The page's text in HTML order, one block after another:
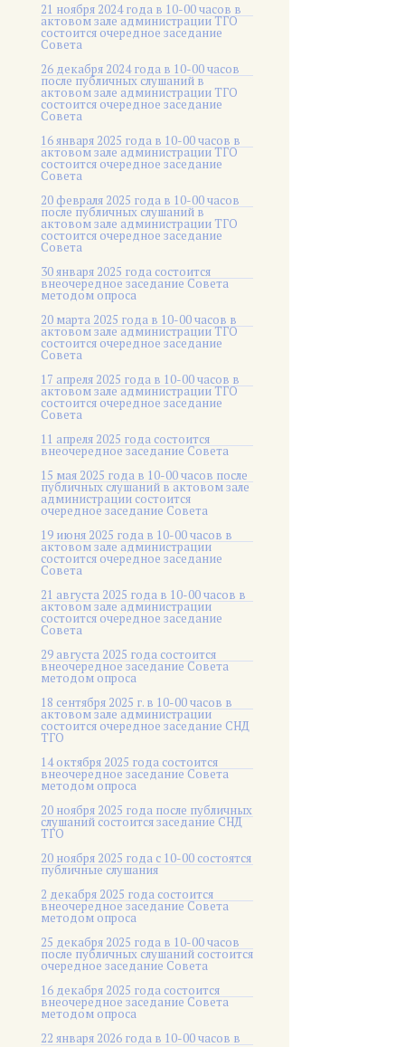
21 ноября 2024 года в 10-00 часов в
актовом зале администрации ТГО
состоится очередное заседание
Совета
26 декабря 2024 года в 10-00 часов
после публичных слушаний в
актовом зале администрации ТГО
состоится очередное заседание
Совета
16 января 2025 года в 10-00 часов в
актовом зале администрации ТГО
состоится очередное заседание
Совета
20 февраля 2025 года в 10-00 часов
после публичных слушаний в
актовом зале администрации ТГО
состоится очередное заседание
Совета
30 января 2025 года состоится
внеочередное заседание Совета
методом опроса
20 марта 2025 года в 10-00 часов в
актовом зале администрации ТГО
состоится очередное заседание
Совета
17 апреля 2025 года в 10-00 часов в
актовом зале администрации ТГО
состоится очередное заседание
Совета
11 апреля 2025 года состоится
внеочередное заседание Совета
15 мая 2025 года в 10-00 часов после
публичных слушаний в актовом зале
администрации состоится
очередное заседание Совета
19 июня 2025 года в 10-00 часов в
актовом зале администрации
состоится очередное заседание
Совета
21 августа 2025 года в 10-00 часов в
актовом зале администрации
состоится очередное заседание
Совета
29 августа 2025 года состоится
внеочередное заседание Совета
методом опроса
18 сентября 2025 г. в 10-00 часов в
актовом зале администрации
состоится очередное заседание СНД
ТГО
14 октября 2025 года состоится
внеочередное заседание Совета
методом опроса
20 ноября 2025 года после публичных
слушаний состоится заседание СНД
ТГО
20 ноября 2025 года c 10-00 состоятся
публичные слушания
2 декабря 2025 года состоится
внеочередное заседание Совета
методом опроса
25 декабря 2025 года в 10-00 часов
после публичных слушаний состоится
очередное заседание Совета
16 декабря 2025 года состоится
внеочередное заседание Совета
методом опроса
22 января 2026 года в 10-00 часов в